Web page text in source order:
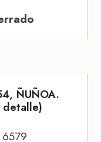
ÑUÑOA.
detalle)